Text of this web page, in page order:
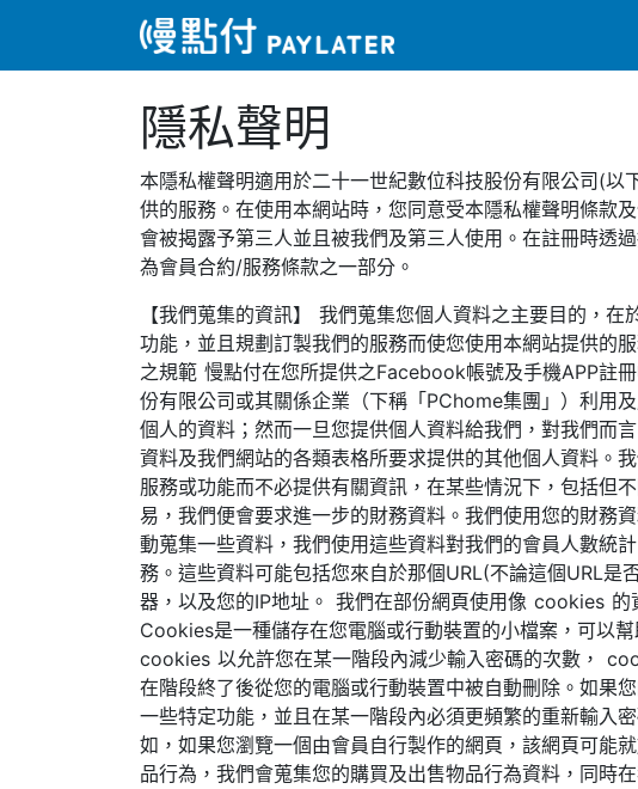
隱私聲明
本隱私權聲明適用於二十一世紀數位科技股份有限公司(
供的服務。在使用本網站時，您同意受本隱私權聲明條款
會被揭露予第三人並且被我們及第三人使用。在註冊時透
為會員合約/服務條款之一部分。
【我們蒐集的資訊】 我們蒐集您個人資料之主要目的，
功能，並且規劃訂製我們的服務而使您使用本網站提供的
之規範 慢點付在您所提供之Facebook帳號及手機APP註
份有限公司或其關係企業（下稱「PChome集團」）利用
個人的資料；然而一旦您提供個人資料給我們，對我們而
資料及我們網站的各類表格所要求提供的其他個人資料。
服務或功能而不必提供有關資訊，在某些情況下，包括但
易，我們便會要求進一步的財務資料。我們使用您的財務
動蒐集一些資料，我們使用這些資料對我們的會員人數統
務。這些資料可能包括您來自於那個URL(不論這個URL
器，以及您的IP地址。 我們在部份網頁使用像 cookies
Cookies是一種儲存在您電腦或行動裝置的小檔案，可以
cookies 以允許您在某一階段內減少輸入密碼的次數，
在階段終了後從您的電腦或行動裝置中被自動刪除。如果
一些特定功能，並且在某一階段內必須更頻繁的重新輸入
如，如果您瀏覽一個由會員自行製作的網頁，該網頁可
品行為，我們會蒐集您的購買及出售物品行為資料，同時